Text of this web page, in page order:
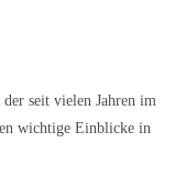
seit vielen Jahren im
wichtige Einblicke in